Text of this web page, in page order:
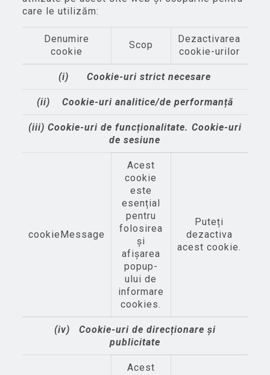
care le utilizăm:
Denumire
cookie
Scop
Dezactivarea
cookie-urilor
(i) Cookie-uri strict necesare
(ii) Cookie-uri analitice/de performanță
(iii) Cookie-uri de funcționalitate. Cookie-uri
de sesiune
cookieMessage
Acest
cookie
este
esențial
pentru
folosirea
şi
afişarea
popup-
ului de
informare
cookies.
Puteți
dezactiva
acest cookie.
(iv)
Cookie-uri de direcționare și
publicitate
Acest